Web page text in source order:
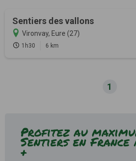
Sentiers des vallons
Vironvay, Eure (27)
1h30 6 km
1
Profitez au
Sentiers en France
+